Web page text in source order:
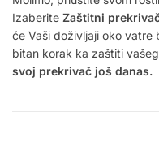
Izaberite Zaštitni
će Vaši doživljaji oko
bitan korak ka zaštiti
svoj prekrivač još danas.